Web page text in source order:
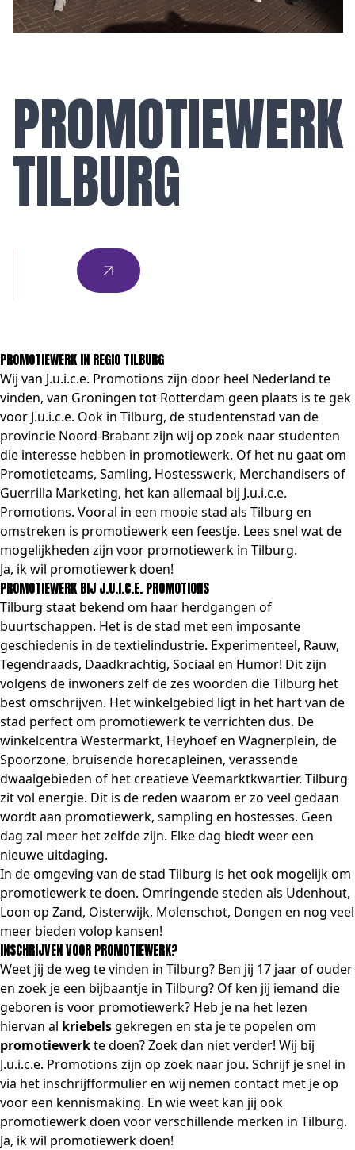
PROMOTIEWERK
TILBURG
PROMOTIEWERK IN REGIO TILBURG
Wij van J.u.i.c.e. Promotions zijn door heel Nederland te
vinden, van Groningen tot Rotterdam geen plaats is te gek
voor J.u.i.c.e. Ook in Tilburg, de studentenstad van de
provincie Noord-Brabant zijn wij op zoek naar studenten
die interesse hebben in promotiewerk. Of het nu gaat om
Promotieteams, Samling, Hostesswerk, Merchandisers of
Guerrilla Marketing, het kan allemaal bij J.u.i.c.e.
Promotions. Vooral in een mooie stad als Tilburg en
omstreken is promotiewerk een feestje. Lees snel wat de
mogelijkheden zijn voor promotiewerk in Tilburg.
Ja, ik wil promotiewerk doen!
PROMOTIEWERK BIJ J.U.I.C.E. PROMOTIONS
Tilburg staat bekend om haar herdgangen of
buurtschappen. Het is de stad met een imposante
geschiedenis in de textielindustrie. Experimenteel, Rauw,
Tegendraads, Daadkrachtig, Sociaal en Humor! Dit zijn
volgens de inwoners zelf de zes woorden die Tilburg het
best omschrijven. Het winkelgebied ligt in het hart van de
stad perfect om promotiewerk te verrichten dus. De
winkelcentra Westermarkt, Heyhoef en Wagnerplein, de
Spoorzone, bruisende horecapleinen, verassende
dwaalgebieden of het creatieve Veemarktkwartier. Tilburg
zit vol energie. Dit is de reden waarom er zo veel gedaan
wordt aan promotiewerk, sampling en hostesses. Geen
dag zal meer het zelfde zijn. Elke dag biedt weer een
nieuwe uitdaging.
In de omgeving van de stad Tilburg is het ook mogelijk om
promotiewerk te doen. Omringende steden als Udenhout,
Loon op Zand, Oisterwijk, Molenschot, Dongen en nog veel
meer bieden volop kansen!
INSCHRIJVEN VOOR PROMOTIEWERK?
Weet jij de weg te vinden in Tilburg? Ben jij 17 jaar of ouder
en zoek je een bijbaantje in Tilburg? Of ken jij iemand die
geboren is voor promotiewerk? Heb je na het lezen
hiervan al kriebelsgekregen en sta je te popelen om
promotiewerkte doen? Zoek dan niet verder! Wij bij
J.u.i.c.e. Promotions zijn op zoek naar jou. Schrijf je snel in
via het inschrijfformulieren wij nemen contact met je op
voor een kennismaking. En wie weet kan jij ook
promotiewerk doen voor verschillende merken in Tilburg.
Ja, ik wil promotiewerk doen!